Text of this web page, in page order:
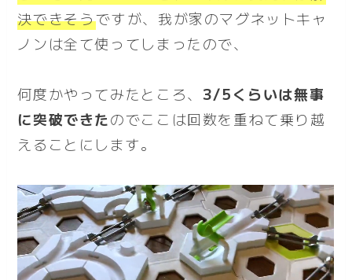
決できそうですが、我が家のマグネットキャ
ノンは全て使ってしまったので、
何度かやってみたところ、 3/5くらいは無事
に突破できたのでここは回数を重ねて乗り越
えることにします。